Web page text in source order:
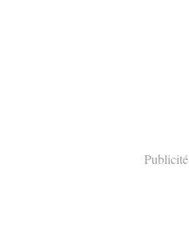
Publicité